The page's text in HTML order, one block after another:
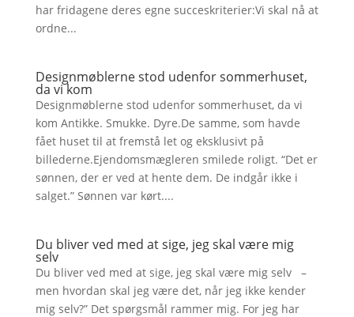
har fridagene deres egne succeskriterier:Vi skal nå at
ordne...
Designmøblerne stod udenfor sommerhuset,
da vi kom
Designmøblerne stod udenfor sommerhuset, da vi
kom Antikke. Smukke. Dyre.De samme, som havde
fået huset til at fremstå let og eksklusivt på
billederne.Ejendomsmægleren smilede roligt. “Det er
sønnen, der er ved at hente dem. De indgår ikke i
salget.” Sønnen var kørt....
Du bliver ved med at sige, jeg skal være mig
selv
Du bliver ved med at sige, jeg skal være mig selv –
men hvordan skal jeg være det, når jeg ikke kender
mig selv?” Det spørgsmål rammer mig. For jeg har